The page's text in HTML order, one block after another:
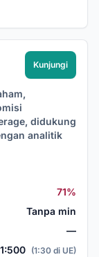
Kunjungi
didukung
analitik
71%
Tanpa min
—
1:500 (1:30 di UE)